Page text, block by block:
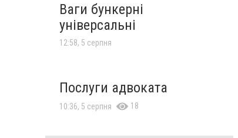
Ваги бункерні
універсальні
12:58, 5 серпня
Послуги адвоката
10:36, 5 серпня 18